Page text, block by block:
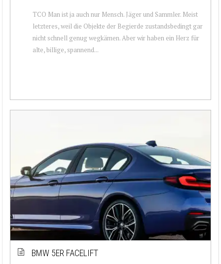
TCO Man ist ja auch nur Mensch. Jäger und Sammler. Meist
letzteres, weil die Objekte der Begierde zustandsbedingt gar
nicht schnell genug wegkämen. Aber wir haben ein Herz für
alte, billige, spannend...
BMW 5ER FACELIFT